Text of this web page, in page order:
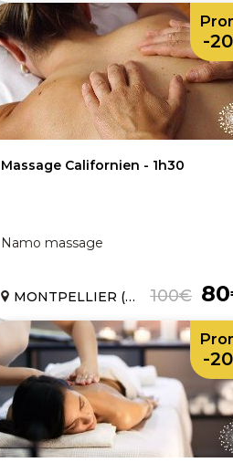
Massage Californien - 1h30
Namo massage
100€
MONTPELLIER (34)
-
-